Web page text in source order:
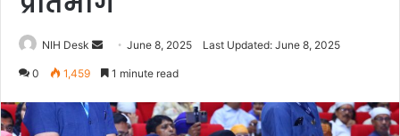
NIH Desk
Send
an
June 8, 2025 Last Updated: June 8, 2025
0 1,459 1 minute read